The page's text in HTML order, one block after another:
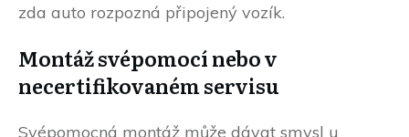
zda auto rozpozná připojený vozík.
Montáž svépomocí nebo v
necertifikovaném servisu
Svépomocná montáž může dávat smysl u